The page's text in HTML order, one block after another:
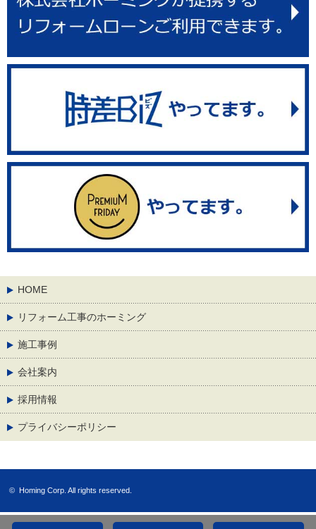
HOME
リフォーム工事のホーミング
施工事例
会社案内
採用情報
プライバシーポリシー
© Homing Corp. All rights reserved.